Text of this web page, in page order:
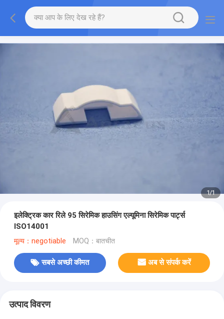
1/1
इलेक्ट्रिक कार रिले 95 सिरेमिक हाउसिंग एल्यूमिना सिरेमिक पार्ट्स
ISO14001
मूल्य：negotiable MOQ：बातचीत
सबसे अच्छी कीमत अब से संपर्क करें
उत्पाद विवरण